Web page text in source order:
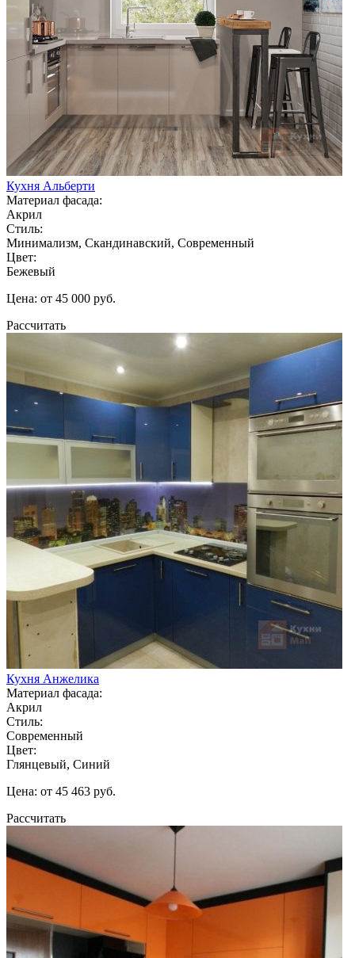
Кухня Альберти
Материал фасада:
Акрил
Стиль:
Минимализм, Скандинавский, Современный
Цвет:
Бежевый
Цена: от 45 000 руб.
Рассчитать
Кухня Анжелика
Материал фасада:
Акрил
Стиль:
Современный
Цвет:
Глянцевый, Синий
Цена: от 45 463 руб.
Рассчитать